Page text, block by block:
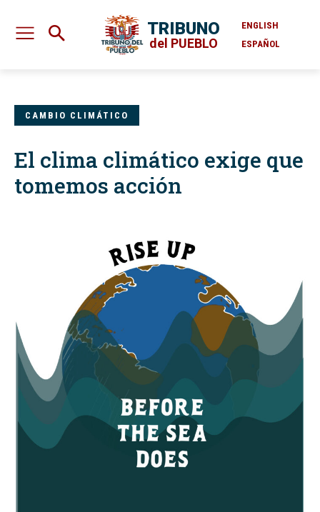
TRIBUNO
del PUEBLO
ENGLISH
ESPAÑOL
CAMBIO CLIMÁTICO
El clima climático exige que
tomemos acción